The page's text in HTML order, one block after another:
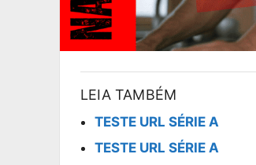
LEIA TAMBÉM
TESTE URL SÉRIE A
TESTE URL SÉRIE A